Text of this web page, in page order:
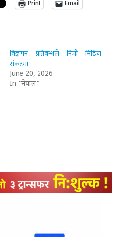
Print Email
विज्ञापन प्रतिबन्धले निजी मिडिया
संकटमा
June 20, 2026
In "नेपाल"